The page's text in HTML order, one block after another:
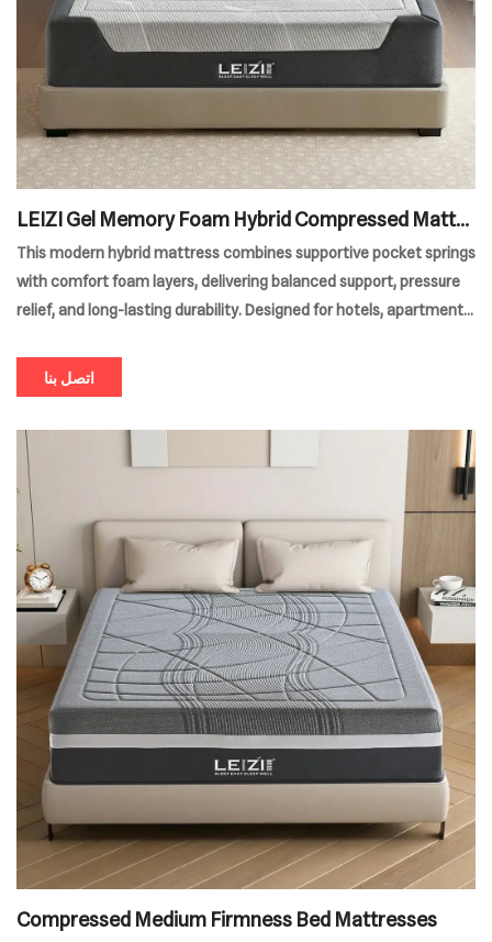
LEIZI Gel Memory Foam Hybrid Compressed Mattre
ss
This modern hybrid mattress combines supportive pocket springs
with comfort foam layers, delivering balanced support, pressure
relief, and long-lasting durability. Designed for hotels, apartments,
reliable sleep performance.
اتصل بنا
Compressed Medium Firmness Bed Mattresses